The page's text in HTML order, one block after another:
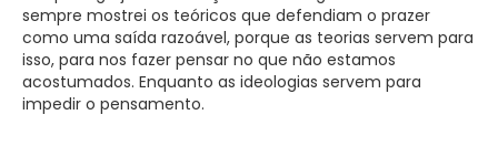
sempre mostrei os teóricos que defendiam o prazer
como uma saída razoável, porque as teorias servem para
isso, para nos fazer pensar no que não estamos
acostumados. Enquanto as ideologias servem para
impedir o pensamento.